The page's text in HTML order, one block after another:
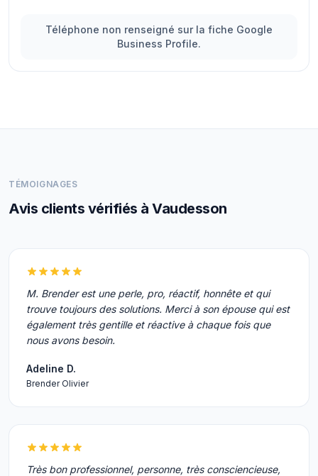
Téléphone non renseigné sur la fiche Google
Business Profile.
TÉMOIGNAGES
Avis clients vérifiés à Vaudesson
M. Brender est une perle, pro, réactif, honnête et qui
trouve toujours des solutions. Merci à son épouse qui est
également très gentille et réactive à chaque fois que
nous avons besoin.
Adeline D.
Brender Olivier
Très bon professionnel, personne, très consciencieuse,